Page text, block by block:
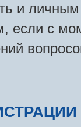
и
если с